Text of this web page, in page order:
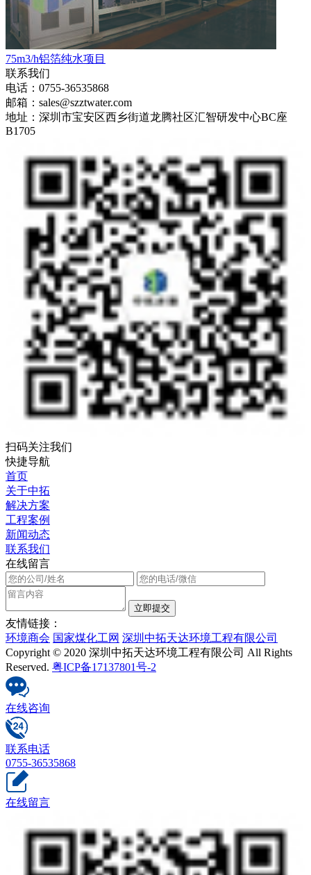
75m3/h铝箔纯水项目
联系我们
电话：0755-36535868
邮箱：sales@szztwater.com
地址：深圳市宝安区西乡街道龙腾社区汇智研发中心BC座
B1705
扫码关注我们
快捷导航
首页
关于中拓
解决方案
工程案例
新闻动态
联系我们
在线留言
友情链接：
环境商会 国家煤化工网 深圳中拓天达环境工程有限公司
Copyright © 2020 深圳中拓天达环境工程有限公司 All Rights
Reserved. 粤ICP备17137801号-2
在线咨询
联系电话
0755-36535868
在线留言